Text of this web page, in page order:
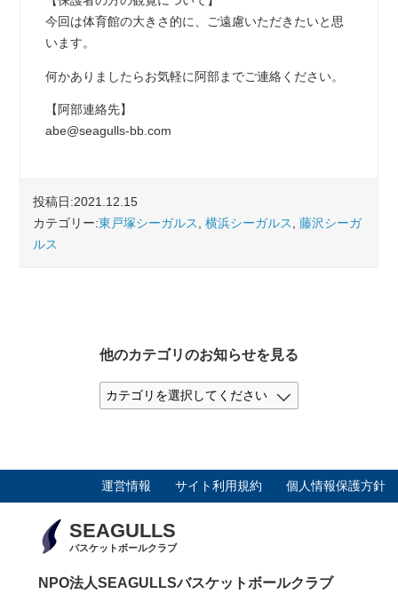
今回は体育館の大きさ的に、ご遠慮いただきたいと思
います。
何かありましたらお気軽に阿部までご連絡ください。
【阿部連絡先】
abe@seagulls-bb.com
投稿日:2021.12.15
カテゴリー:東戸塚シーガルス 横浜シーガルス
藤沢シーガ
ルス
他のカテゴリのお知らせを見る
運営情報 サイト利用規約 個人情報保護方針
SEAGULLS
バスケットボールクラブ
NPO法人SEAGULLSバスケットボールクラブ